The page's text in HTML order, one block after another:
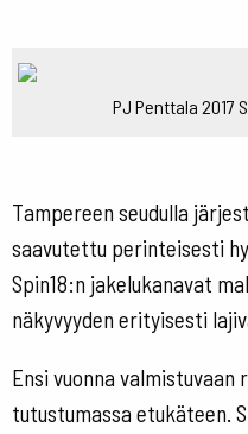
PJ Penttala 2017
Tampereen seudulla
saavutettu perinteisesti
Spin18:n jakelukanavat
näkyvyyden erityisesti
Ensi vuonna
tutustumassa etukäteen.